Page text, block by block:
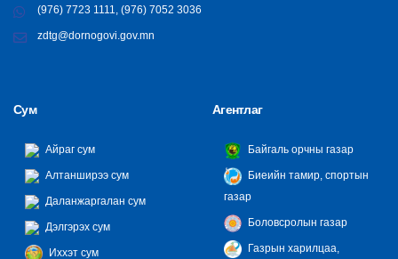
(976) 7723 1111, (976) 7052 3036
zdtg@dornogovi.gov.mn
Сум
Айраг сум
Алтанширээ сум
Даланжаргалан сум
Дэлгэрэх сум
Иххэт сум
Агентлаг
Байгаль орчны газар
Биеийн тамир, спортын
газар
Боловсролын газар
Газрын харилцаа,